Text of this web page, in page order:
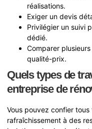
réalisations.
Exiger un devis
Privilégier un suivi
dédié.
Comparer
qualité-prix.
Quels types de
entreprise de
Vous pouvez confier
rafraîchissement à des